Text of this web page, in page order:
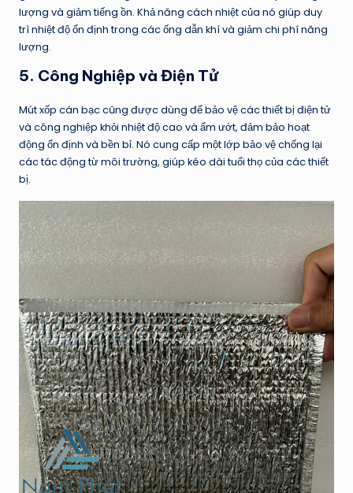
lượng và giảm tiếng ồn. Khả năng cách nhiệt của nó giúp duy
trì nhiệt độ ổn định trong các ống dẫn khí và giảm chi phí năng
lượng.
5. Công Nghiệp và Điện Tử
Mút xốp cán bạc cũng được dùng để bảo vệ các thiết bị điện tử
và công nghiệp khỏi nhiệt độ cao và ẩm ướt, đảm bảo hoạt
động ổn định và bền bỉ. Nó cung cấp một lớp bảo vệ chống lại
các tác động từ môi trường, giúp kéo dài tuổi thọ của các thiết
bị.